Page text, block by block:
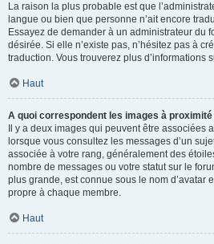
La raison la plus probable est que
langue ou bien que personne n’ait encore
Essayez de demander à un administrateur du
désirée. Si elle n’existe pas, n’hésitez pas à
traduction. Vous trouverez plus d’informations
Haut
A quoi correspondent les images à proximité
Il y a deux images qui peuvent être associées
lorsque vous consultez les messages d’un
associée à votre rang, généralement des
nombre de messages ou votre statut sur le
plus grande, est connue sous le nom d’avatar
propre à chaque membre.
Haut